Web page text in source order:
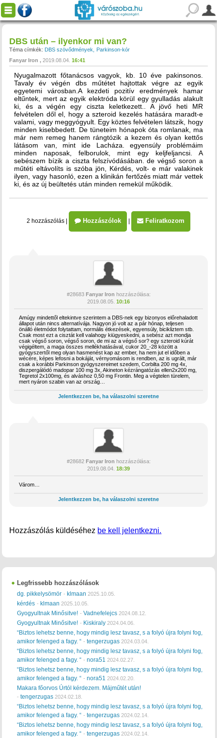
DBS után – ilyenkor mi van?
Téma címkék: DBS szövődmények
Parkinson-kór
Fanyar Iron
2019.08.04. 16:41
Nyugalmazott főtanácsos vagyok, kb. 10 éve pakinsonos.
Tavaly év végén dbs műtétet hajtottak végre az egyik
egyetemi városban.A kezdeti pozitív eredmények hamar
eltűntek, mert az egyik elektróda körül egy gyulladás alakult
ki, és a végén egy ciszta keletkezett.. A jövő heti MR
felvételen dől el, hogy a szteroid kezelés hatására maradt-e
valami, vagy meggyógyult. Egy köztes felvételen látszik, hogy
minden kisebbedett. De tüneteim hónapok óta romlanak, ma
már nem remeg hanem rángtózik a kezem és olyan kettős
látásom van, mint ide Lacháza. egyensúly problémáim
minden naposak, felborulok, mint egy keljfeljancsi. A
sebészem bízik a ciszta felszívódásában. de végső soron a
műtéti eltávolíts is szóba jön, Kérdés, volt- e már valakinek
ilyen, vagy hasonló, ezen a klinikán fertőzés miatt már vettek
ki, és az új beültetés után minden remekül működik.
2 hozzászólás Hozzászólok Feliratkozom
#28683 Fanyar Iron hozzászólása:
2019.08.05. 10:16
Amúgy mindettől eltekintve szerintem a DBS-nek egy bizonyos előrehaladott
állapot után nincs alternatívája. Nagyon jó volt az a pár hónap, teljesen
önálló életmódot folytattam, normális étkezések, egyensúly, bicikliztem stb.
Csak most ezt a cisztát kell valahogy kiügyeskedni, a sebész azt mondja
csak végső soron, végső soron, de mi az a végső sor? egy szteroid kúrát
végigéltem, a maga összes mellékhatásával, cukor 20_-28 között a
gyógyszertől meg olyan hasmenést kap az ember, ha nem jut el időben a
wécére, képes lefosni a bokáját, vérnyomásom is rendben, az is ugrált, már
csak a korábbi Parkinson gyógyszereimet szedem, Corbilta 200 mg 4x,
diszpergálódó madopar 100 mg 3x, Akineton kézrángatózás ellen2x200 mg,
Tegretol 2x100mg, és alváshoz 0,50 mg Frontin. Meg a végtelen türelem,
mert nyáron szabin van az ország…
Jelentkezzen be, ha válaszolni szeretne
#28682 Fanyar Iron hozzászólása:
2019.08.04. 18:39
Várom…
Jelentkezzen be, ha válaszolni szeretne
Hozzászólás küldéséhez be kell jelentkezni.
Legfrissebb hozzászólások
dg. pikkelysömör - klmaan 2025.10.05.
kérdés - klmaan 2025.10.05.
Gyogyultnak Minősitve! -Vadnefelejcs 2024.08.12.
Gyogyultnak Minősitve! - Kiskiraly 2024.04.06.
“Biztos lehetsz benne, hogy mindig lesz tavasz, s a folyó újra folyni fog,
amikor felenged a fagy. “ -tengerzugas 2024.03.04.
“Biztos lehetsz benne, hogy mindig lesz tavasz, s a folyó újra folyni fog,
amikor felenged a fagy. “ -nora51 2024.02.27.
“Biztos lehetsz benne, hogy mindig lesz tavasz, s a folyó újra folyni fog,
amikor felenged a fagy. “ -nora51 2024.02.20.
Makara főorvos Úrtól kérdezem. Májműtét után!
-tengerzugas 2024.02.18.
“Biztos lehetsz benne, hogy mindig lesz tavasz, s a folyó újra folyni fog,
amikor felenged a fagy. “ -tengerzugas 2024.02.14.
“Biztos lehetsz benne, hogy mindig lesz tavasz, s a folyó újra folyni fog,
amikor felenged a fagy. “ -tengerzugas 2024.02.14.